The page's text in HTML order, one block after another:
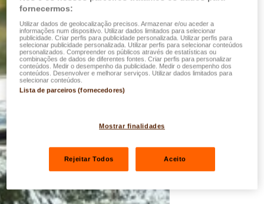
fornecermos:
Utilizar dados de geolocalização precisos. Armazenar e/ou aceder a
informações num dispositivo. Utilizar dados limitados para selecionar
publicidade. Criar perfis para publicidade personalizada. Utilizar perfis para
selecionar publicidade personalizada. Utilizar perfis para selecionar conteúdos
personalizados. Compreender os públicos através de estatísticas ou
combinações de dados de diferentes fontes. Criar perfis para personalizar
conteúdos. Medir o desempenho da publicidade. Medir o desempenho dos
conteúdos. Desenvolver e melhorar serviços. Utilizar dados limitados para
selecionar conteúdos.
Lista de parceiros (fornecedores)
Mostrar finalidades
Rejeitar Todos Aceito